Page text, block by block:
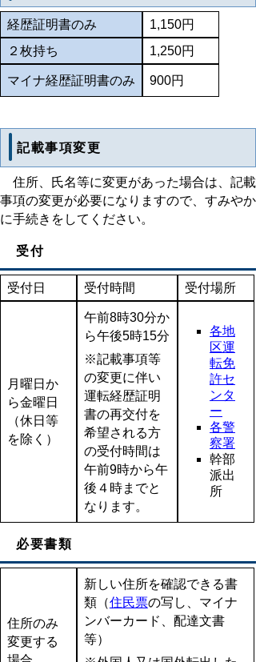
経歴証明書のみ
1,150円
２枚持ち
1,250円
マイナ経歴証明書のみ 900円
記載事項変更
住所、氏名等に変更があった場合は、記載
事項の変更が必要になりますので、すみやか
に手続きをしてください。
受付
受付日 受付時間 受付場所
月曜日か
ら金曜日
（休日等
を除く）
午前8時30分か
ら午後5時15分
※記載事項等
の変更に伴い
運転経歴証明
書の再交付を
希望される方
の受付時間は
午前9時から午
後４時までと
なります。
各地
区運
転免
許セ
ンタ
ー
各警
察署
幹部
派出
所
必要書類
住所のみ
変更する
新しい住所を確認できる書
類（住民票の写し、マイナ
ンバーカード、配達文書
等）